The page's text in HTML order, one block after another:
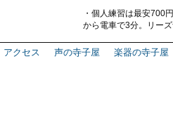
・ 個人練習は最安700円
から電車で3分。 リー
アクセス 声の寺子屋 楽器の寺子屋